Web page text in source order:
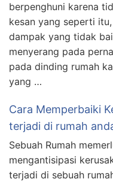
berpenghuni karena
kesan yang seperti
dampak yang tidak
menyerang pada
pada dinding rumah
yang …
Cara Memperbaiki
terjadi di rumah
Sebuah Rumah
mengantisipasi
terjadi di sebuah